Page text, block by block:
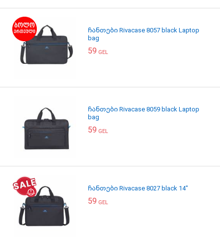
ჩანთები Rivacase 8057 black Laptop
bag
59 GEL
ჩანთები Rivacase 8059 black Laptop
bag
59 GEL
ჩანთები Rivacase 8027 black 14"
59 GEL